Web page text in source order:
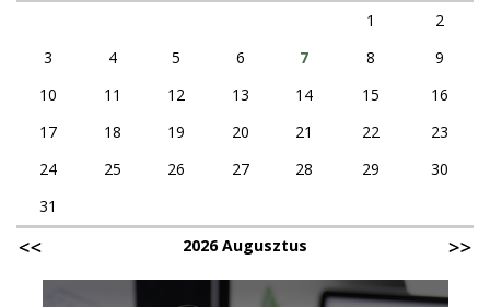
1
2
3
4 5 6 7 8
9
10
11 12 13 14 15
16
17
18 19 20 21 22
23
24
25 26 27 28 29
30
31
2026 Augusztus